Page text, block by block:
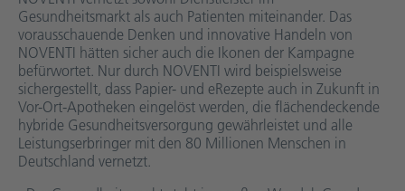
Gesundheitsmarkt als auch Patienten miteinander. Das
vorausschauende Denken und innovative Handeln von
NOVENTI hätten sicher auch die Ikonen der Kampagne
befürwortet. Nur durch NOVENTI wird beispielsweise
sichergestellt, dass Papier- und eRezepte auch in Zukunft in
Vor-Ort-Apotheken eingelöst werden, die flächendeckende
hybride Gesundheitsversorgung gewährleistet und alle
Leistungserbringer mit den 80 Millionen Menschen in
Deutschland vernetzt.